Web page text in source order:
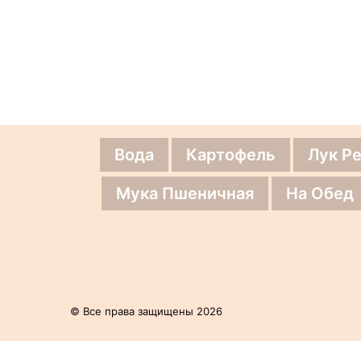
Вода Картофель Лук
Мука Пшеничная
На Обед
© Все права защищены 2026